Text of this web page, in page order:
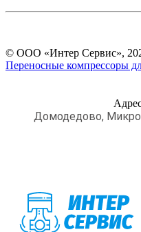
© ООО «Интер Сервис»,
Переносные компрессоры
Домодедово,